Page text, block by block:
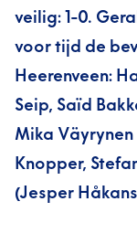
veilig: 1-0.
voor tijd de
Heerenveen:
Seip, Saïd
Mika Väyrynen
Knopper,
(Jesper